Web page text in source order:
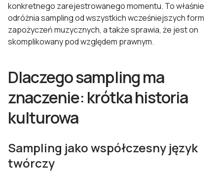
konkretnego zarejestrowanego momentu. To właśnie
odróżnia sampling od wszystkich wcześniejszych form
zapożyczeń muzycznych, a także sprawia, że jest on
skomplikowany pod względem prawnym.
Dlaczego sampling ma
znaczenie: krótka historia
kulturowa
Sampling jako współczesny język
twórczy